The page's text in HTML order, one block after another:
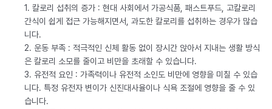
1. 칼로리 섭취의 증가 : 현대 사회에서 가공식품, 패스트푸드, 고칼로리
간식이 쉽게 접근 가능해지면서, 과도한 칼로리를 섭취하는 경우가 많습
니다.
2. 운동 부족 : 적극적인 신체 활동 없이 장시간 앉아서 지내는 생활 방식
은 칼로리 소모를 줄이고 비만을 초래할 수 있습니다.
3. 유전적 요인 : 가족력이나 유전적 소인도 비만에 영향을 미칠 수 있습
니다. 특정 유전자 변이가 신진대사율이나 식욕 조절에 영향을 줄 수 있
습니다.